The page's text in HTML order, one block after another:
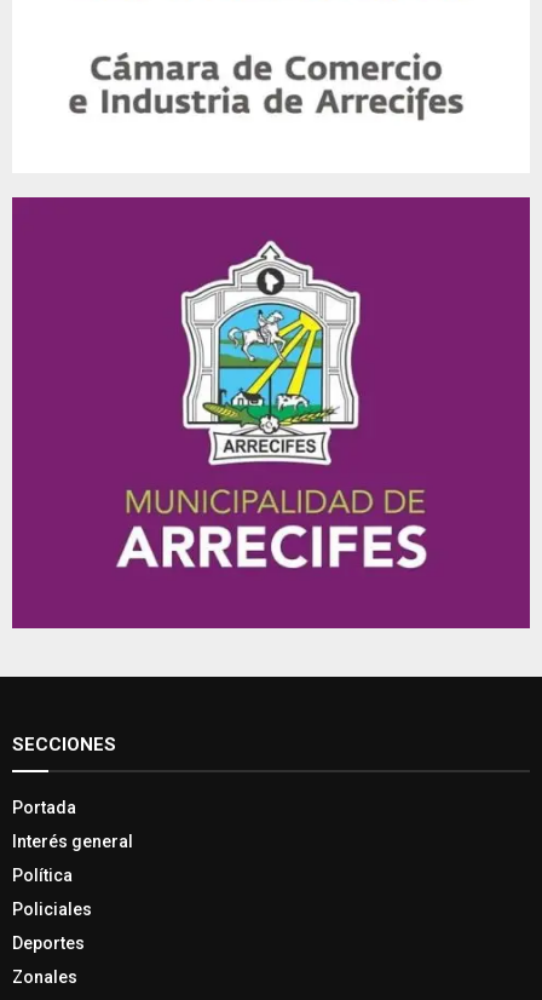
SECCIONES
Portada
Interés general
Política
Policiales
Deportes
Zonales